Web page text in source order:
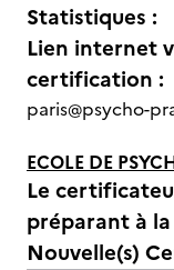
Statistiques :
Lien internet
certification :
paris@psycho-
ECOLE DE
Le
préparant à
Nouvelle(s)